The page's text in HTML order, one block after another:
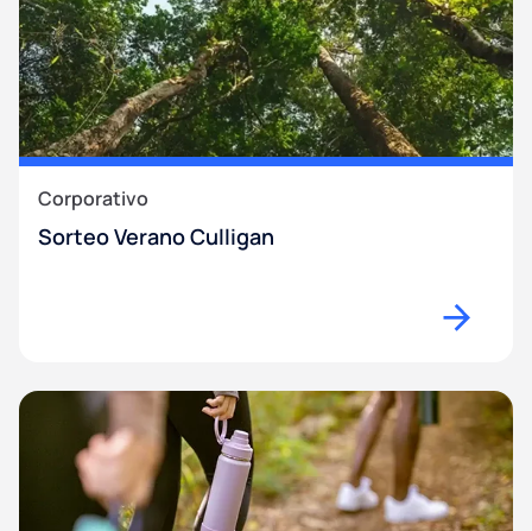
Corporativo
Sorteo Verano Culligan